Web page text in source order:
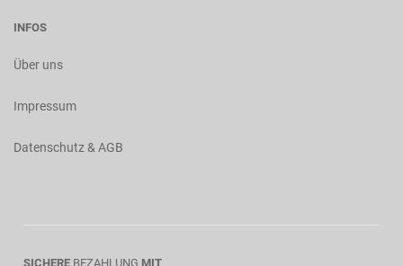
INFOS
Über uns
Impressum
Datenschutz & AGB
SICHERE BEZAHLUNG MIT